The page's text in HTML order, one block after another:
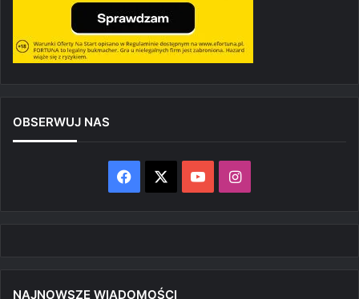
OBSERWUJ NAS
Facebook YouTubeInstagram
NAJNOWSZE WIADOMOŚCI